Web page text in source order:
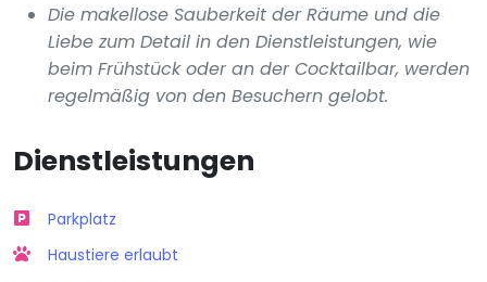
Die makellose Sauberkeit der Räume und die
Liebe zum Detail in den Dienstleistungen, wie
beim Frühstück oder an der Cocktailbar, werden
regelmäßig von den Besuchern gelobt.
Dienstleistungen
Parkplatz
Haustiere erlaubt